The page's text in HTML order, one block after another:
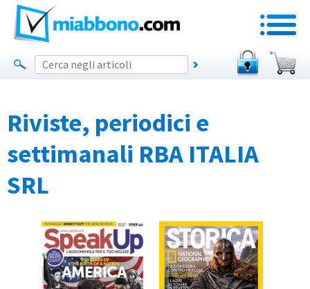
Riviste, periodici e
settimanali RBA ITALIA
SRL